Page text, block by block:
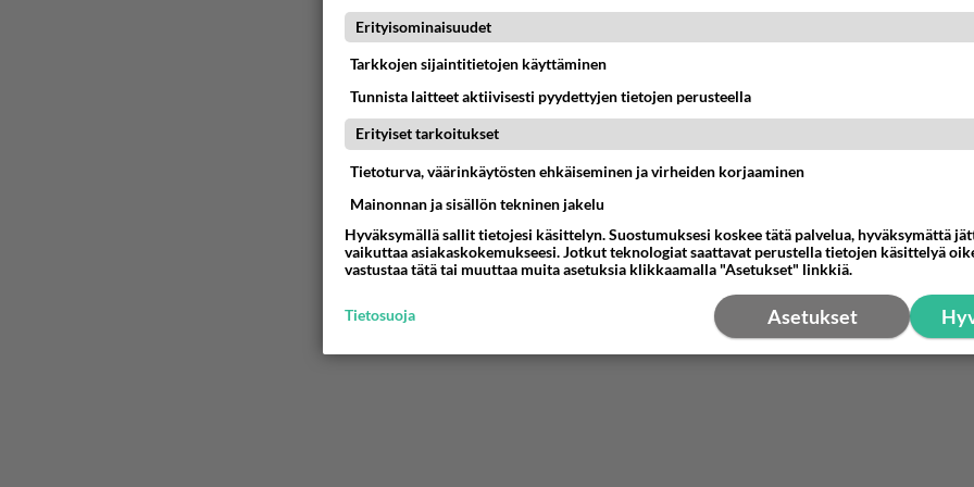
06.08.2026 07:42
Vihervasemmistofeministinaisasianaiset
Muistatko Mikkelin panttivankidraaman?
07.08.2026 07:39
Maailman menoa
Olet ihana
Muru, sä oot ihana. Tunsitko sen sähkön meidän välillä kun oltiin ihan låhekkäin? 👩‍❤️‍👩❤️😼😘
Erityisominaisuudet
Tarkkojen sijaintitietojen käyttäminen
Tunnista laitteet aktiivisesti pyydettyjen tietojen perusteella
Erityiset tarkoitukset
Tietoturva, väärinkäytösten ehkäiseminen ja virheiden korjaaminen
Mainonnan ja sisällön tekninen jakelu
Hyväksymällä sallit tietojesi käsittelyn. Suostumuksesi koskee tätä palvelua, hyväksymättä
vaikuttaa asiakaskokemukseesi. Jotkut teknologiat saattavat perustella tietojen käsittelyä
vastustaa tätä tai muuttaa muita asetuksia klikkaamalla "Asetukset" linkkiä.
Asetukset
Tietosuoja